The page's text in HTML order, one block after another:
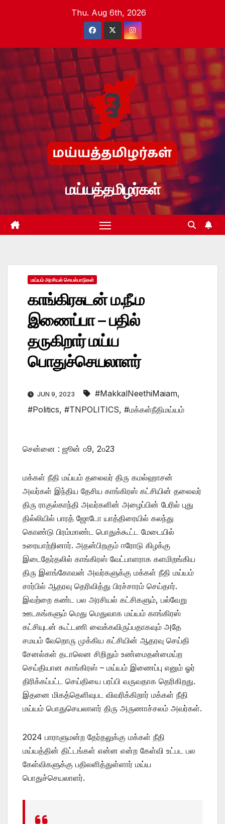
Thu. Aug 6th, 2026
மய்யத்தமிழர்கள்
மய்யம் அரசியல் செயல்பாடுகள்
காங்கிரசுடன் ம.நீ.ம
இணைப்பா – பதில்
தருகிறார் மய்ய
பொதுச்செயலாளர்
JUN 9, 2023 #MakkalNeethiMaiam,
#Politics, #TNPOLITICS, #மக்கள்நீதிமய்யம்
சென்னை : ஜூன் ௦9, 2௦23
மக்கள் நீதி மய்யம் தலைவர் திரு கமல்ஹாசன்
அவர்கள் இந்திய தேசிய காங்கிரஸ் கட்சியின் தலைவர்
திரு ராகுல்காந்தி அவர்களின் அழைப்பின் பேரில் புது
தில்லியில் பாரத் ஜோடோ யாத்திரையில் கலந்து
கொண்டு பிரம்மாண்ட பொதுக்கூட்ட மேடையில்
உரையாற்றினார். அதன்பிறகும் ஈரோடு கிழக்கு
இடைதேர்தலில் காங்கிரஸ் வேட்பாளராக களமிறங்கிய
திரு இளங்கோவன் அவர்களுக்கு மக்கள் நீதி மய்யம்
சார்பில் ஆதரவு தெரிவித்து பிரச்சாரம் செய்தார்.
இவற்றை கண்ட பல அரசியல் கட்சிகளும், பல்வேறு
ஊடகங்களும் மெது மெதுவாக மய்யம் காங்கிரஸ்
கட்சியுடன் கூட்டணி வைக்கவிருப்பதாகவும் அதே
சமயம் வேறொரு முக்கிய கட்சியின் ஆதரவு செய்தி
சேனல்கள் தடாலென சிறிதும் உண்மைதன்மைய்ற
செய்தியான காங்கிரஸ் – மய்யம் இணைப்பு எனும் ஓர்
திரிக்கப்பட்ட செய்தியை பரப்பி வருவதாக தெரிகிறது.
இதனை மிகத்தெளிவுபட விவரிக்கிறார் மக்கள் நீதி
மய்யம் பொதுசெயலாளர் திரு அருணாச்சலம் அவர்கள்.
2024 பாராளுமன்ற தேர்தலுக்கு மக்கள் நீதி
மய்யத்தின் திட்டங்கள் என்ன என்ற கேள்வி உட்பட பல
கேள்விகளுக்கு பதிலளித்துள்ளார் மய்ய
பொதுச்செயலாளர்.